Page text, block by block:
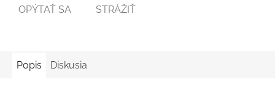
OPÝTAŤ SA STRÁŽIŤ
Popis Diskusia